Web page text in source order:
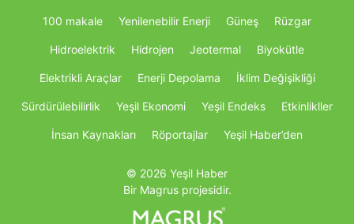
100 makale Yenilenebilir Enerji Güneş Rüzgar
Hidroelektrik Hidrojen Jeotermal Biyokütle
Elektrikli Araçlar Enerji Depolama İklim Değişikliği
Sürdürülebilirlik Yeşil Ekonomi Yeşil Endeks Etkinlikller
İnsan Kaynakları Röportajlar Yeşil Haber’den
© 2026 Yeşil Haber
Bir Magrus projesidir.